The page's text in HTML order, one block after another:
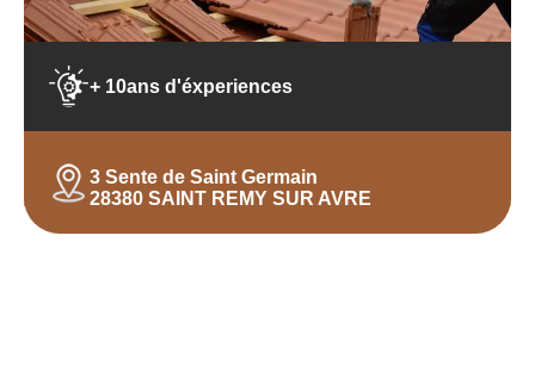
+ 10ans d'éxperiences
3 Sente de Saint Germain
28380 SAINT REMY SUR AVRE